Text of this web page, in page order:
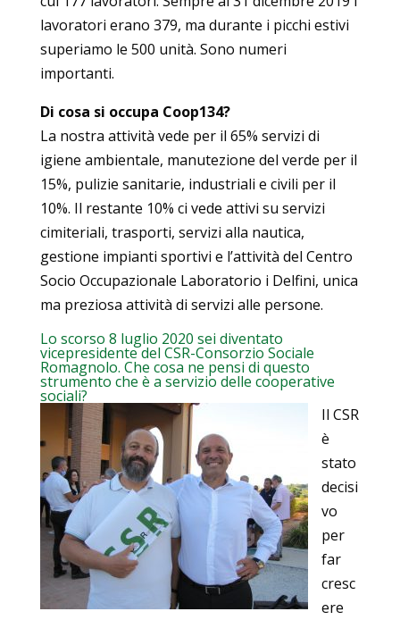
lavoratori erano 379, ma durante i picchi estivi
superiamo le 500 unità. Sono numeri
importanti.
Di cosa si occupa Coop134?
La nostra attività vede per il 65% servizi di
igiene ambientale, manutezione del verde per il
15%, pulizie sanitarie, industriali e civili per il
10%. Il restante 10% ci vede attivi su servizi
cimiteriali, trasporti, servizi alla nautica,
gestione impianti sportivi e l’attività del Centro
Socio Occupazionale Laboratorio i Delfini, unica
ma preziosa attività di servizi alle persone.
Lo scorso 8 luglio 2020 sei diventato
vicepresidente del CSR-Consorzio Sociale
Romagnolo. Che cosa ne pensi di questo
strumento che è a servizio delle cooperative
sociali?
Il CSR
è
stato
decisi
vo
per
far
cresc
ere